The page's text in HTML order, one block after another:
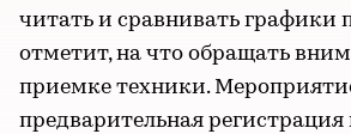
читать и сравнивать графики
отметит, на что обращать
приемке техники.
предварительная регистрация